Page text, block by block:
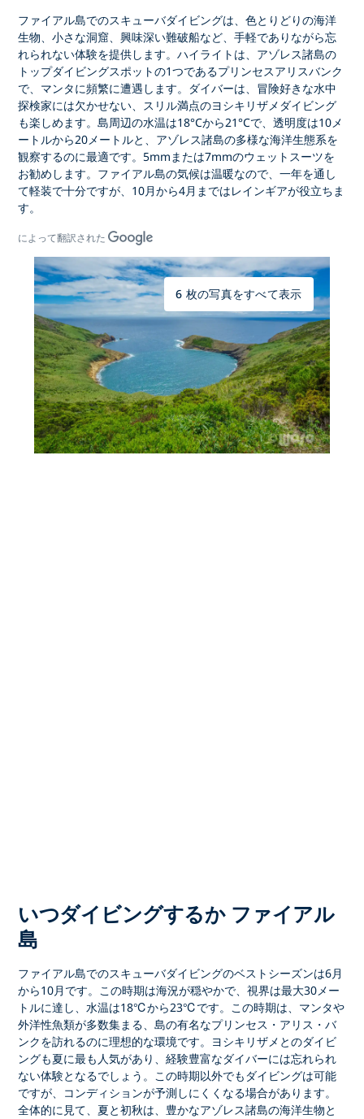
ファイアル島でのスキューバダイビングは、色とりどりの海洋
生物、小さな洞窟、興味深い難破船など、手軽でありながら忘
れられない体験を提供します。ハイライトは、アゾレス諸島の
トップダイビングスポットの1つであるプリンセスアリスバンク
で、マンタに頻繁に遭遇します。ダイバーは、冒険好きな水中
探検家には欠かせない、 スリル満点のヨシキリザメダイビング
も楽しめます。島周辺の水温は18°Cから21°Cで、透明度は10メ
ートルから20メートルと、アゾレス諸島の多様な海洋生態系を
観察するのに最適です。5mmまたは7mmのウェットスーツを
お勧めします。ファイアル島の気候は温暖なので、一年を通し
て軽装で十分ですが、10月から4月まではレインギアが役立ちま
す。
によって翻訳された
6 枚の写真をすべて表示
いつダイビングするか ファイアル
島
ファイアル島でのスキューバダイビングのベストシーズンは6月
から10月 です。この時期は海況が穏やかで、視界は最大30メー
トルに達し、水温は18℃から23℃です。この時期は、マンタや
外洋性魚類が多数集まる、島の有名なプリンセス・アリス・バ
ンクを訪れるのに理想的な環境です。 ヨシキリザメとのダイビ
ングも夏に最も人気があり、経験豊富なダイバーには忘れられ
ない体験となるでしょう。この時期以外でもダイビングは可能
ですが、コンディションが予測しにくくなる場合があります。
全体的に見て、夏と初秋は、豊かなアゾレス諸島の海洋生物と